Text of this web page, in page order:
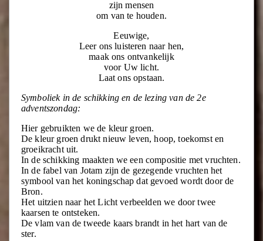
zijn mensen
om van te houden.
Eeuwige,
Leer ons luisteren naar hen,
maak ons ontvankelijk
voor Uw licht.
Laat ons opstaan.
Symboliek in de schikking en de lezing van de 2e
adventszondag:
Hier gebruikten we de kleur groen.
De kleur groen drukt nieuw leven, hoop, toekomst en
groeikracht uit.
In de schikking maakten we een compositie met vruchten.
In de fabel van Jotam zijn de gezegende vruchten het
symbool van het koningschap dat gevoed wordt door de
Bron.
Het uitzien naar het Licht verbeelden we door twee
kaarsen te ontsteken.
De vlam van de tweede kaars brandt in het hart van de
ster.